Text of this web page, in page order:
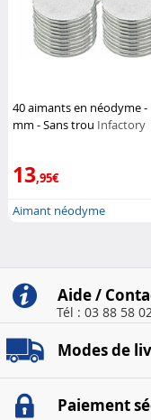
40 aimants en néodyme -
mm - Sans trou Infactory
13,95€
Aimant néodyme
Aide /
Tél : 03 88 58
Modes de
Paiement